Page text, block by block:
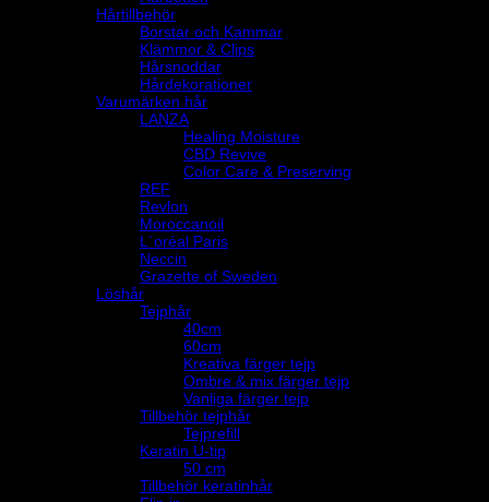
Hårtillbehör
Borstar och Kammar
Klämmor & Clips
Hårsnoddar
Hårdekorationer
Varumärken hår
LANZA
Healing Moisture
CBD Revive
Color Care & Preserving
REF
Revlon
Moroccanoil
L´oréal Paris
Neccin
Grazette of Sweden
Löshår
Tejphår
40cm
60cm
Kreativa färger tejp
Ombre & mix färger tejp
Vanliga färger tejp
Tillbehör tejphår
Tejprefill
Keratin U-tip
50 cm
Tillbehör keratinhår